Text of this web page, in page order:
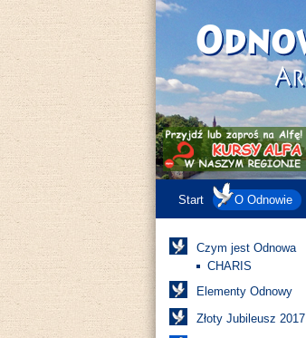
Start O Odnowie
Czym jest Odnowa
CHARIS
Elementy Odnowy
Złoty Jubileusz 2017